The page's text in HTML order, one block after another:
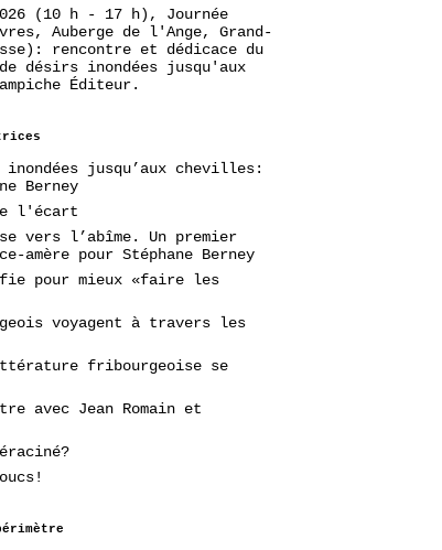
(10 h - 17 h), Journée
Auberge de l'Ange, Grand-
rencontre et dédicace du
désirs inondées jusqu'aux
Éditeur.
jusqu’aux chevilles:
Berney
l'écart
vers l’abîme. Un premier
amère pour Stéphane Berney
pour mieux «faire les
voyagent à travers les
fribourgeoise se
avec Jean Romain et